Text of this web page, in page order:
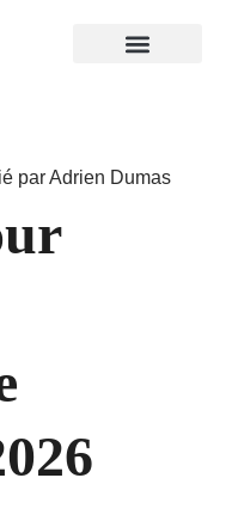
par Adrien Dumas